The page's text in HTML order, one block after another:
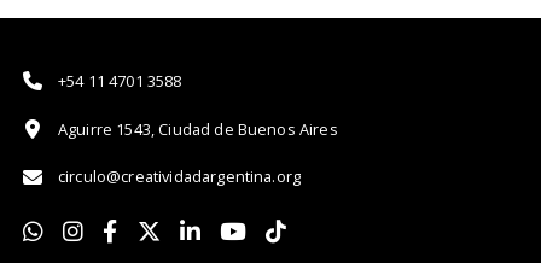
CCA
+54 11 4701 3588
Aguirre 1543, Ciudad de Buenos Aires
circulo@creatividadargentina.org